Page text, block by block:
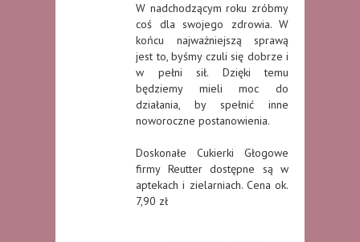
W nadchodzącym roku zróbmy
coś dla swojego zdrowia. W
końcu najważniejszą sprawą
jest to, byśmy czuli się dobrze i
w pełni sił. Dzięki temu
będziemy mieli moc do
działania, by spełnić inne
noworoczne postanowienia.
Doskonałe Cukierki Głogowe
firmy Reutter dostępne są w
aptekach i zielarniach. Cena ok.
7,90 zł